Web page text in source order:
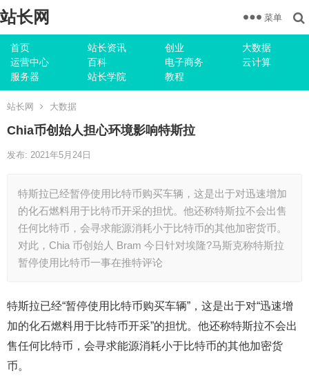
站长网
首页 站长资讯 创业
大数据
运营中心
百科 电子商务
云计算
服务器
站长学院 教程
菜单
站长网 大数据
Chia币创始人担心环境影响特斯拉
发布: 2021年5月24日
特斯拉已经暂停使用比特币购买车辆，这是出于对迅速增加
的化石燃料用于比特币开采的担忧。他还称特斯拉不会出售
任何比特币，会寻求能源消耗小于比特币的其他加密货币。
对此，Chia 币创始人 Bram 今日针对埃隆?马斯克称特斯拉
暂停使用比特币一事在推特评论
特斯拉已经“暂停使用比特币购买车辆”，这是出于对“迅速增
加的化石燃料用于比特币开采”的担忧。他还称特斯拉不会出
售任何比特币，会寻求能源消耗小于比特币的其他加密货
币。